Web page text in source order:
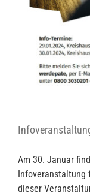
Am 30. Januar
dieser